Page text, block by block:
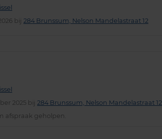
bij 284 Brunssum, Nelson Mandelastraat 12
2025 bij 284 Brunssum, Nelson Mandelastraat 12
afspraak geholpen.